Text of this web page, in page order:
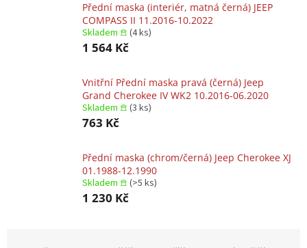
Přední maska (interiér, matná černá) JEEP
COMPASS II 11.2016-10.2022
Skladem 𖠿 (4 ks)
1 564 Kč
Vnitřní Přední maska pravá (černá) Jeep
Grand Cherokee IV WK2 10.2016-06.2020
Skladem 𖠿 (3 ks)
763 Kč
Přední maska (chrom/černá) Jeep Cherokee XJ
01.1988-12.1990
Skladem 𖠿 (>5 ks)
1 230 Kč